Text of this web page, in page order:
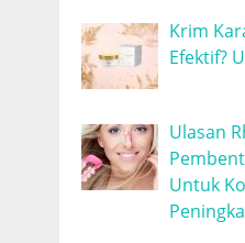
Krim
Efektif?
Ulasan
Untuk